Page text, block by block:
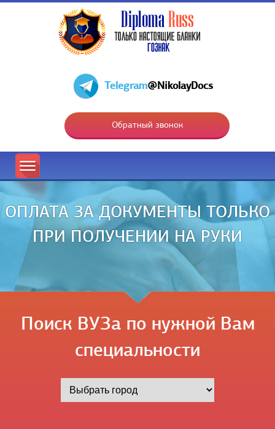
Telegram@NikolayDocs
Обратный звонок
ОПЛАТА ЗА ДОКУМЕНТЫ ТОЛЬКО
ПРИ ПОЛУЧЕНИИ НА РУКИ
Поиск ВУЗа по нужной Вам
специальности